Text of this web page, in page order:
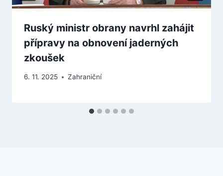
Ruský ministr obrany navrhl zahájit
přípravy na obnovení jaderných
zkoušek
6. 11. 2025 Zahraniční